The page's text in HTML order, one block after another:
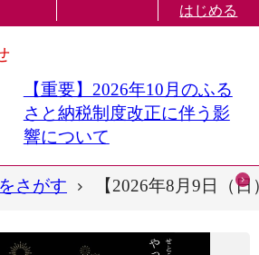
はじめる
【重要】2026年10月のふる
さと納税制度改正に伴う影
響について
さがす 【2026年8月9日（